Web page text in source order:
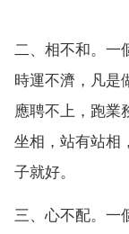
二、相不和。一
時運不濟，凡是
應聘不上，跑業
坐相，站有站相
子就好。
三、心不配。一